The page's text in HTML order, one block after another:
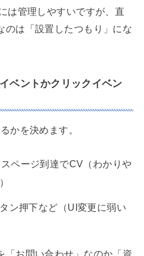
は管理しやすいですが、直
のは「設置したつもり」にな
ベントかクリックイベン
かを決めます。
スページ到達でCV（わかりや
タン押下など（UI変更に弱い
「お問い合わせ」なのか「資